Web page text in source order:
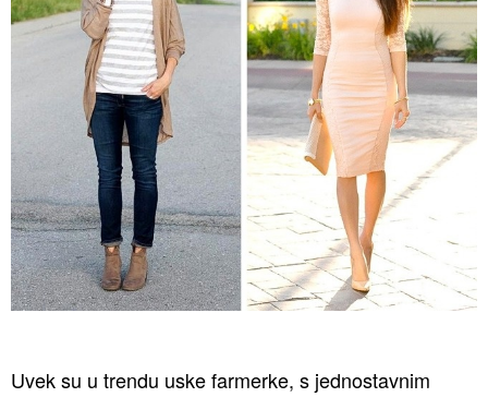
Uvek su u trendu uske farmerke, s jednostavnim